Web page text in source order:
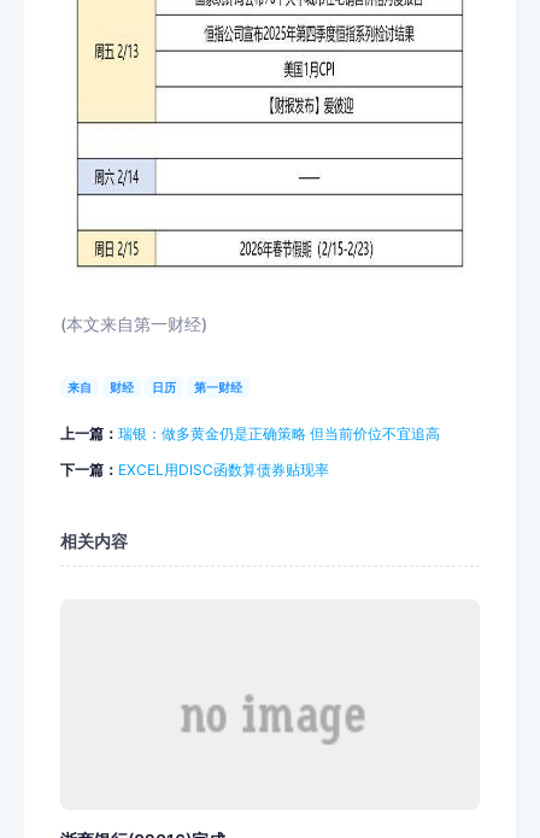
(本文来自第一财经)
来自 财经 日历 第一财经
上一篇： 瑞银：做多黄金仍是正确策略 但当前价位不宜追高
下一篇： EXCEL用DISC函数算债券贴现率
相关内容